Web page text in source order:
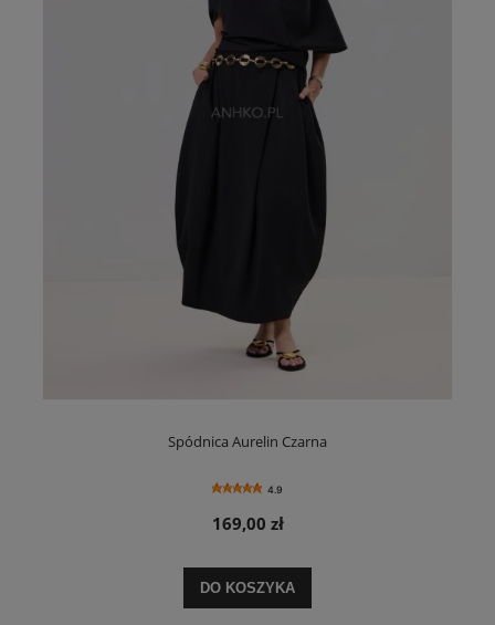
Spódnica Aurelin Czarna
4.9
169,00 zł
DO KOSZYKA